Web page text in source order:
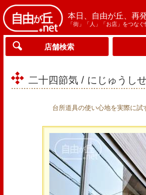
本日、自由が丘、再発
「街」「人」「お店」をつな
店舗検索
二十四節気 / にじゅうし
台所道具の使い心地を実際に